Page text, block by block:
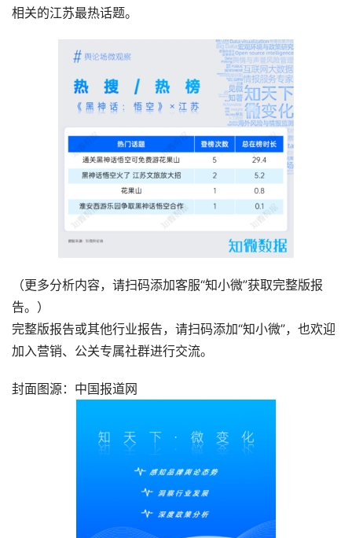
相关的江苏最热话题。
（更多分析内容，请扫码添加客服“知小微”获取完整版报
告。）
完整版报告或其他行业报告，请扫码添加“知小微”，也欢迎
加入营销、公关专属社群进行交流。
封面图源：中国报道网